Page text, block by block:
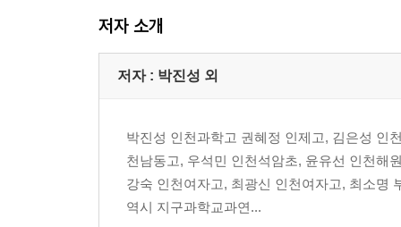
코할라 코스트
하마쿠아 코스트
마우나케아 천문대
하와이 섬의 숙소, 먹거리, 쇼핑정보
PART 3. 마우이
센트럴 마우이
저자 소개
저자 : 박진성 외
박진성 인천과학고 권혜정 인제고, 김은성 인
천남동고, 우석민 인천석암초, 윤유선 인천해
강숙 인천여자고, 최광신 인천여자고, 최소명
역시 지구과학교과연...